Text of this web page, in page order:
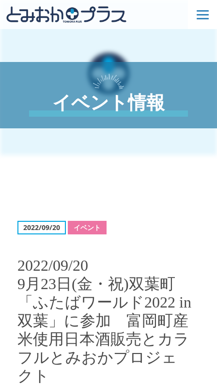
イベント情報
2022/09/20 イベント
2022/09/20
9月23日(金・祝)双葉町
「ふたばワールド2022 in
双葉」に参加 富岡町産
米使用日本酒販売とカラ
フルとみおかプロジェ
クト